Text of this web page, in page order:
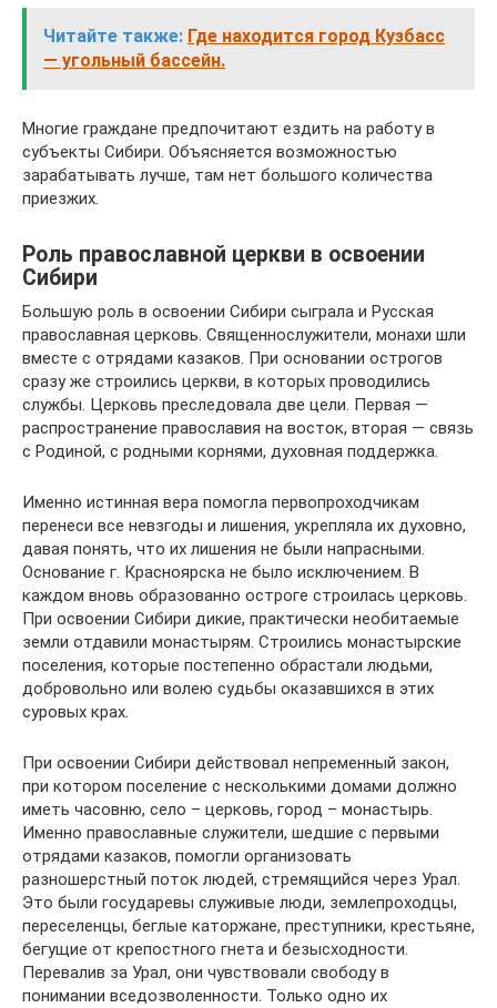
Читайте также: Где находится город Кузбасс
— угольный бассейн.
Многие граждане предпочитают ездить на работу в
субъекты Сибири. Объясняется возможностью
зарабатывать лучше, там нет большого количества
приезжих.
Роль православной церкви в освоении
Сибири
Большую роль в освоении Сибири сыграла и Русская
православная церковь. Священнослужители, монахи шли
вместе с отрядами казаков. При основании острогов
сразу же строились церкви, в которых проводились
службы. Церковь преследовала две цели. Первая —
распространение православия на восток, вторая — связь
с Родиной, с родными корнями, духовная поддержка.
Именно истинная вера помогла первопроходчикам
перенеси все невзгоды и лишения, укрепляла их духовно,
давая понять, что их лишения не были напрасными.
Основание г. Красноярска не было исключением. В
каждом вновь образованно остроге строилась церковь.
При освоении Сибири дикие, практически необитаемые
земли отдавили монастырям. Строились монастырские
поселения, которые постепенно обрастали людьми,
добровольно или волею судьбы оказавшихся в этих
суровых крах.
При освоении Сибири действовал непременный закон,
при котором поселение с несколькими домами должно
иметь часовню, село – церковь, город – монастырь.
Именно православные служители, шедшие с первыми
отрядами казаков, помогли организовать
разношерстный поток людей, стремящийся через Урал.
Это были государевы служивые люди, землепроходцы,
переселенцы, беглые каторжане, преступники, крестьяне,
бегущие от крепостного гнета и безысходности.
Перевалив за Урал, они чувствовали свободу в
понимании вседозволенности. Только одно их